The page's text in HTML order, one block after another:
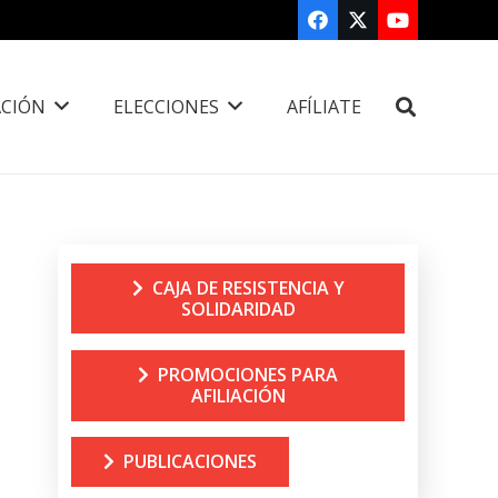
ELECCIONES AFÍLIATE
CAJA DE RESISTENCIA Y
SOLIDARIDAD
PROMOCIONES PARA
AFILIACIÓN
PUBLICACIONES